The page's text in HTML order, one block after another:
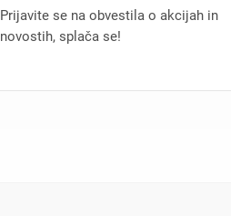
Prijavite se na obvestila o akcijah in
novostih, splača se!